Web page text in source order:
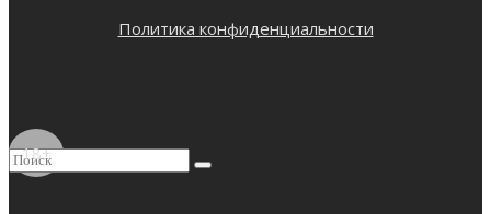
Политика конфиденциальности
18+